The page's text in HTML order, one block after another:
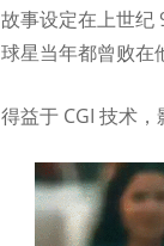
故事设定在上世纪
球星当年都曾败在
得益于 CGI 技术